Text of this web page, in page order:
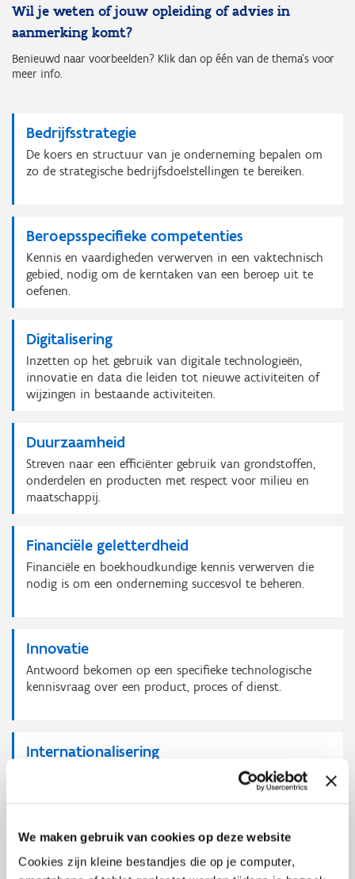
We maken gebruik van cookies op deze website
Cookies zijn kleine bestandjes die op je computer,
Wil je weten of jouw opleiding of advies in
aanmerking komt?
Benieuwd naar voorbeelden? Klik dan op één van de thema's voor
meer info.
Bedrijfsstrategie
De koers en structuur van je onderneming bepalen om
zo de strategische bedrijfsdoelstellingen te bereiken.
Beroepsspecifieke competenties
Kennis en vaardigheden verwerven in een vaktechnisch
gebied, nodig om de kerntaken van een beroep uit te
oefenen.
Digitalisering
Inzetten op het gebruik van digitale technologieën,
innovatie en data die leiden tot nieuwe activiteiten of
wijzingen in bestaande activiteiten.
Duurzaamheid
Streven naar een efficiënter gebruik van grondstoffen,
onderdelen en producten met respect voor milieu en
maatschappij.
Financiële geletterdheid
Financiële en boekhoudkundige kennis verwerven die
nodig is om een onderneming succesvol te beheren.
Innovatie
Antwoord bekomen op een specifieke technologische
kennisvraag over een product, proces of dienst.
Internationalisering
De nodige kennis verwerven om internationaal te
Personeelsmanagement